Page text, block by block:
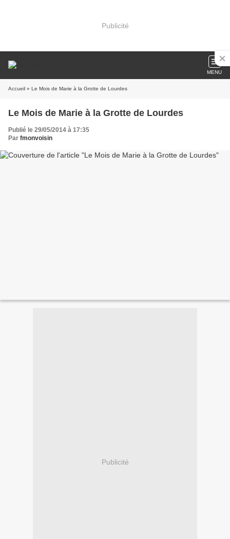
Publicité
MENU
Accueil » Le Mois de Marie à la Grotte de Lourdes
Le Mois de Marie à la Grotte de Lourdes
Publié le 29/05/2014 à 17:35
Par fmonvoisin
Publicité